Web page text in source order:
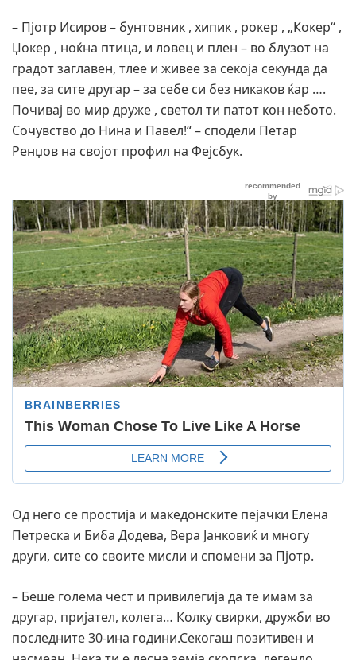
– Пјотр Исиров – бунтовник , хипик , рокер , „Кокер“ ,
Џокер , ноќна птица, и ловец и плен – во блузот на
градот заглавен, тлее и живее за секоја секунда да
пее, за сите другар – за себе си без никаков ќар ….
Почивај во мир друже , светол ти патот кон небото.
Сочувство до Нина и Павел!“ – сподели Петар
Ренџов на својот профил на Фејсбук.
Од него се простија и македонските пејачки Елена
Петреска и Биба Додева, Вера Јанковиќ и многу
други, сите со своите мисли и спомени за Пјотр.
– Беше голема чест и привилегија да те имам за
другар, пријател, колега… Колку свирки, дружби во
последните 30-ина години.Секогаш позитивен и